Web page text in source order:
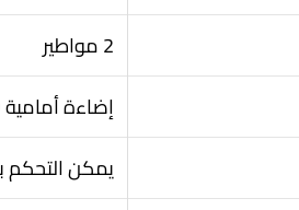
2 مواطير
إضاءة أمامية LED
يمكن التحكم